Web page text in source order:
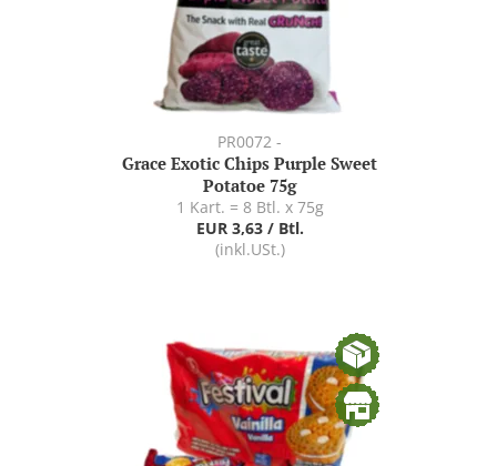
PR0072 -
Grace Exotic Chips Purple Sweet
Potatoe 75g
1 Kart. = 8 Btl. x 75g
EUR 3,63 / Btl.
(inkl.USt.)